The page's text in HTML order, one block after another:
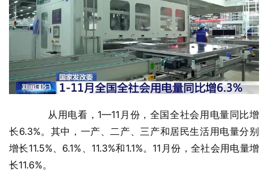
从用电看，1—11月份，全国全社会用电量同比增
长6.3%。其中，一产、二产、三产和居民生活用电量分别
增长11.5%、6.1%、11.3%和1.1%。11月份，全社会用电量增
长11.6%。